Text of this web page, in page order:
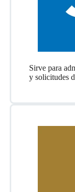
Sirve para
y solicitudes